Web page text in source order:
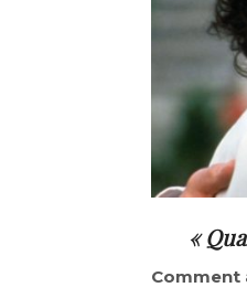
«
Comment